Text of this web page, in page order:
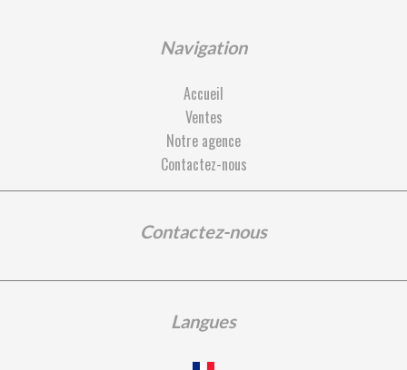
Navigation
Accueil
Ventes
Notre agence
Contactez-nous
Contactez-nous
Langues